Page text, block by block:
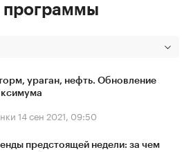
программы
ураган, нефть. Обновление
14 сен 2021, 09:50
предстоящей недели: за чем